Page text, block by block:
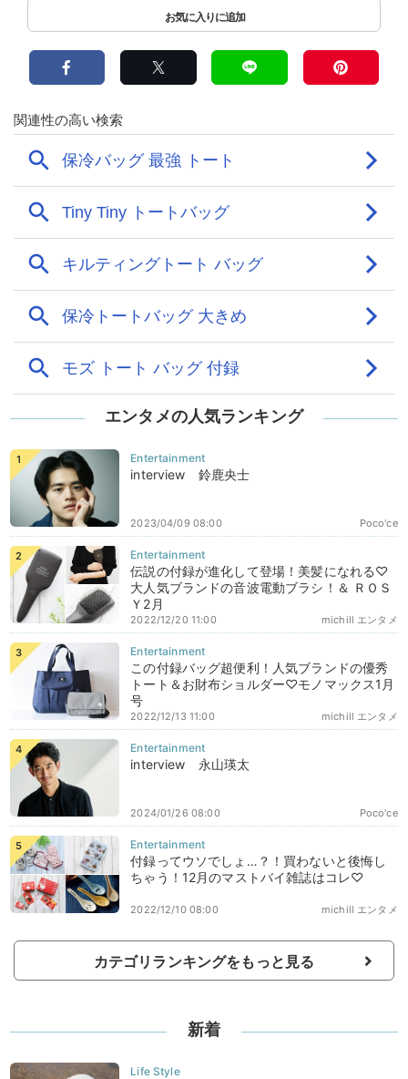
エンタメの人気ランキング
interview 鈴鹿央士
Poco'ce
2023/04/09 08:00
伝説の付録が進化して登場！美髪になれる♡
大人気ブランドの音波電動ブラシ！＆ ＲＯＳ
Ｙ2月
michill エンタメ
2022/12/20 11:00
この付録バッグ超便利！人気ブランドの優秀
トート＆お財布ショルダー♡モノマックス1月
号
michill エンタメ
2022/12/13 11:00
interview 永山瑛太
Poco'ce
2024/01/26 08:00
付録ってウソでしょ…？！買わないと後悔し
ちゃう！12月のマストバイ雑誌はコレ♡
michill エンタメ
2022/12/10 08:00
カテゴリランキングをもっと見る
新着